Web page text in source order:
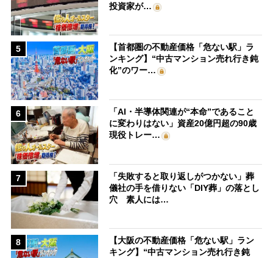
投資家が…
5
【首都圏の不動産価格「危ない駅」ラ
ンキング】“中古マンション売れ行き鈍
化”のワー…
6
「AI・半導体関連が“本命”であること
に変わりはない」資産20億円超の90歳
現役トレー…
7
「失敗すると取り返しがつかない」葬
儀社の手を借りない「DIY葬」の落とし
穴 素人には…
8
【大阪の不動産価格「危ない駅」ラン
キング】“中古マンション売れ行き鈍